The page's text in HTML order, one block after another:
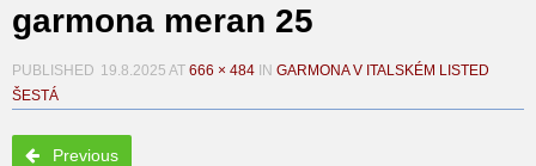
garmona meran 25
PUBLISHED 19.8.2025 AT 666 × 484 IN GARMONA V ITALSKÉM LISTED
ŠESTÁ
Previous